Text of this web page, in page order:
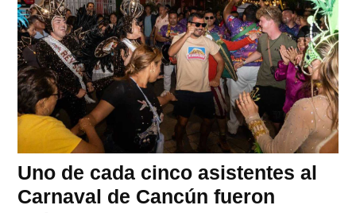
Uno de cada cinco asistentes al
Carnaval de Cancún fueron